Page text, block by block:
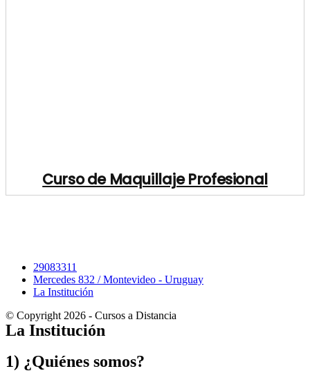
Curso de Maquillaje Profesional
29083311
Mercedes 832 / Montevideo - Uruguay
La Institución
© Copyright 2026 - Cursos a Distancia
La Institución
1) ¿Quiénes somos?